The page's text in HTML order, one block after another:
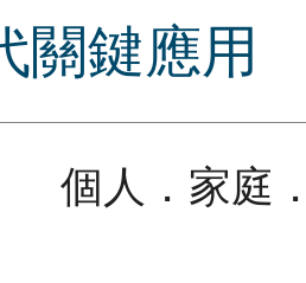
關鍵應用
個人．家庭